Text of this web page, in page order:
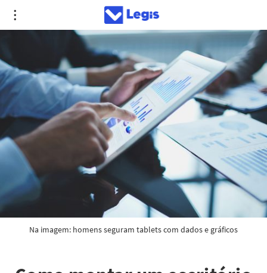
Na imagem: homens seguram tablets com dados e gráficos